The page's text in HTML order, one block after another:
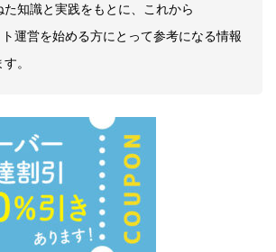
た知識と実践をもとに、これから
運営を始める方にとって参考になる情報
。